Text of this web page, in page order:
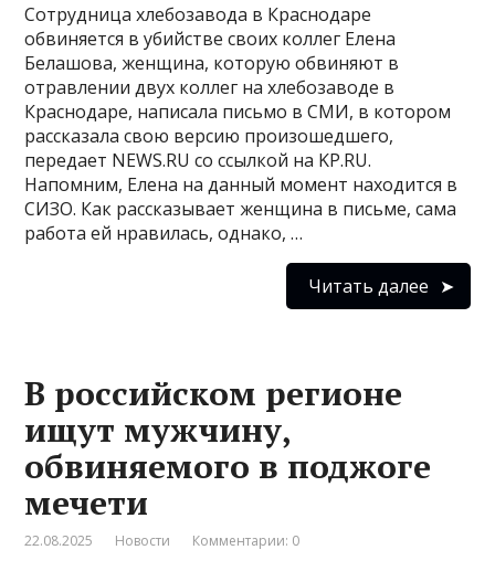
Сотрудница хлебозавода в Краснодаре
обвиняется в убийстве своих коллег Елена
Белашова, женщина, которую обвиняют в
отравлении двух коллег на хлебозаводе в
Краснодаре, написала письмо в СМИ, в котором
рассказала свою версию произошедшего,
передает NEWS.RU со ссылкой на KP.RU.
Напомним, Елена на данный момент находится в
СИЗО. Как рассказывает женщина в письме, сама
работа ей нравилась, однако, …
Читать далее
В российском регионе
ищут мужчину,
обвиняемого в поджоге
мечети
22.08.2025 Новости Комментарии: 0